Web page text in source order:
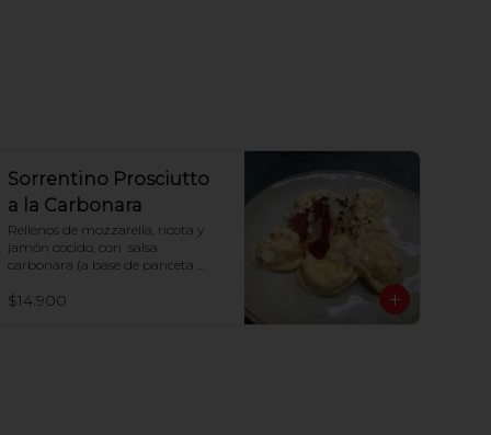
Sorrentino Prosciutto
a la Carbonara
Rellenos de mozzarella, ricota y
jamón cocido, con  salsa
carbonara (a base de panceta
$14.900